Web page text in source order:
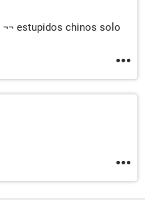
estupidos chinos solo